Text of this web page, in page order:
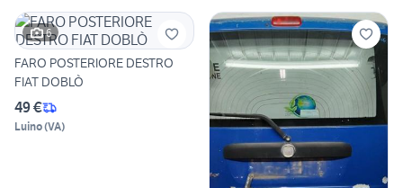
6
FARO POSTERIORE DESTRO
FIAT DOBLÒ
49 €
Luino(VA)